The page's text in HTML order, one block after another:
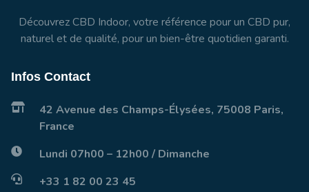
Découvrez CBD Indoor, votre référence pour un CBD pur,
naturel et de qualité, pour un bien-être quotidien garanti.
Infos Contact
42 Avenue des Champs-Élysées, 75008 Paris,
France
Lundi 07h00 – 12h00 / Dimanche
+33 1 82 00 23 45